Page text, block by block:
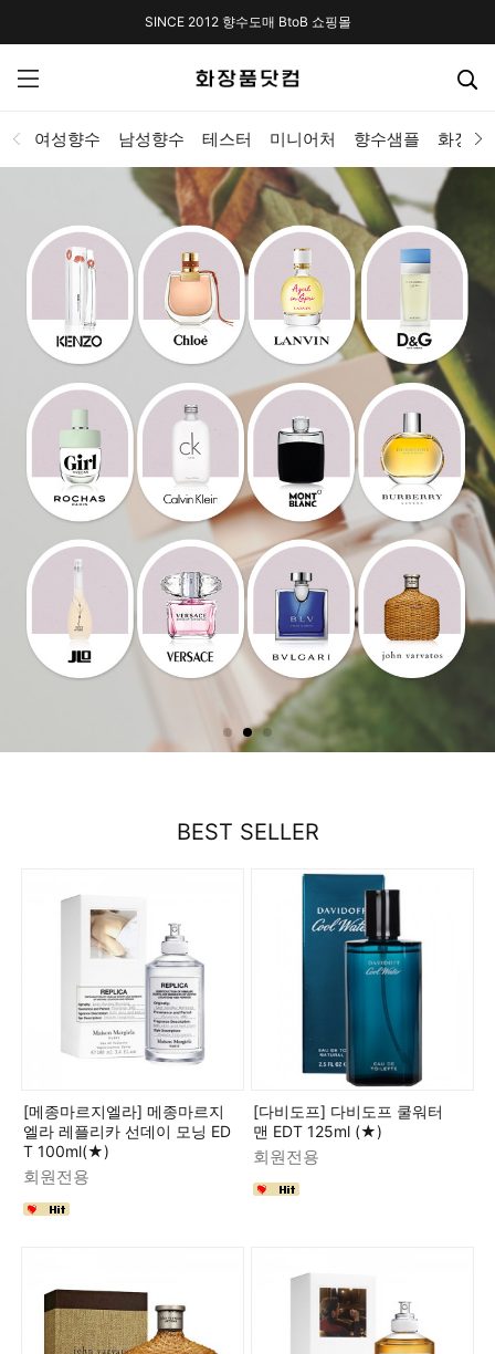
SINCE 2012 향수도매 BtoB 쇼핑몰
여성향수 남성향수 테스터 미니어처 향수샘플 화장품
BEST SELLER
[메종마르지엘라] 메종마르지
엘라 레플리카 선데이 모닝 ED
T 100ml(★)
회원전용
[다비도프] 다비도프 쿨워터
맨 EDT 125ml (★)
회원전용